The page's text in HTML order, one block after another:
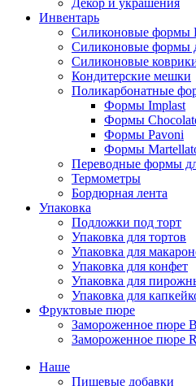
Декор и украшения
Инвентарь
Силиконовые формы
Силиконовые формы
Силиконовые
Кондитерские мешки
Поликарбонатные
Формы Implast
Формы
Формы Pavoni
Формы
Переводные формы
Термометры
Бордюрная лента
Упаковка
Подложки под торт
Упаковка для тортов
Упаковка для
Упаковка для конфет
Упаковка для
Упаковка для
Фруктовые пюре
Замороженное пюре
Замороженное пюре
Наше
Пищевые добавки